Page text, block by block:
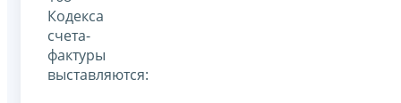
Кодекса
счета-
фактуры
выставляются: